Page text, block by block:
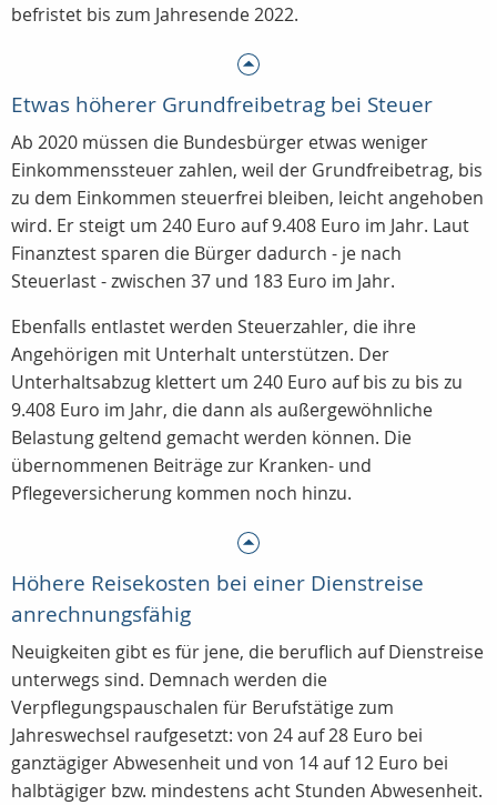
befristet bis zum Jahresende 2022.
Etwas höherer Grundfreibetrag bei Steuer
Ab 2020 müssen die Bundesbürger etwas weniger
Einkommenssteuer zahlen, weil der Grundfreibetrag, bis
zu dem Einkommen steuerfrei bleiben, leicht angehoben
wird. Er steigt um 240 Euro auf 9.408 Euro im Jahr. Laut
Finanztest sparen die Bürger dadurch - je nach
Steuerlast - zwischen 37 und 183 Euro im Jahr.
Ebenfalls entlastet werden Steuerzahler, die ihre
Angehörigen mit Unterhalt unterstützen. Der
Unterhaltsabzug klettert um 240 Euro auf bis zu bis zu
9.408 Euro im Jahr, die dann als außergewöhnliche
Belastung geltend gemacht werden können. Die
übernommenen Beiträge zur Kranken- und
Pflegeversicherung kommen noch hinzu.
Höhere Reisekosten bei einer Dienstreise
anrechnungsfähig
Neuigkeiten gibt es für jene, die beruflich auf Dienstreise
unterwegs sind. Demnach werden die
Verpflegungspauschalen für Berufstätige zum
Jahreswechsel raufgesetzt: von 24 auf 28 Euro bei
ganztägiger Abwesenheit und von 14 auf 12 Euro bei
halbtägiger bzw. mindestens acht Stunden Abwesenheit.